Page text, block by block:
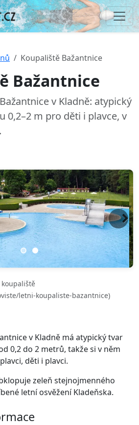
Koupaliště Bažantnice
Bažantnice
v Kladně: atypický
0,2–2 m pro děti i plavce, v
Next
letni-koupaliste-bazantnice)
v Kladně má atypický tvar
0,2 do 2 metrů, takže si v něm
děti i plavci.
zeleň stejnojmenného
letní osvěžení Kladeňska.